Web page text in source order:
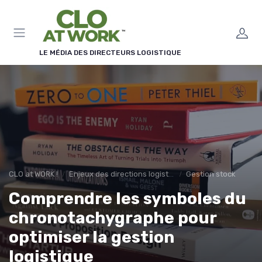
LE MÉDIA DES DIRECTEURS LOGISTIQUE
CLO at WORK ! Enjeux des directions logistiques Gestion stock
Comprendre les symboles du
chronotachygraphe pour
optimiser la gestion
logistique
Panneau de gestion des cookies